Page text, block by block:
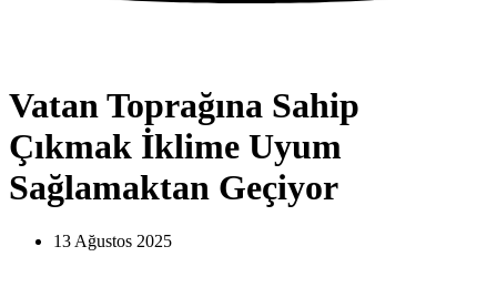
Vatan Toprağına Sahip
Çıkmak İklime Uyum
Sağlamaktan Geçiyor
13 Ağustos 2025